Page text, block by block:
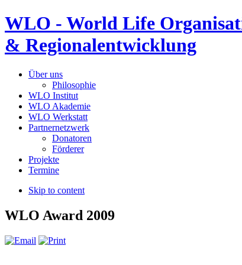
WLO - World Life
& Regionalentwicklung
Über uns
Philosophie
WLO Institut
WLO Akademie
WLO Werkstatt
Partnernetzwerk
Donatoren
Förderer
Projekte
Termine
Skip to content
WLO Award 2009